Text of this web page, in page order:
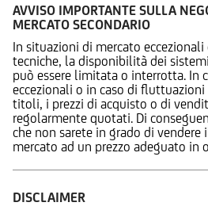
AVVISO IMPORTANTE SULLA
MERCATO SECONDARIO
In situazioni di mercato
tecniche, la disponibilità dei
può essere limitata o interrotta. In
eccezionali o in caso di fluttuazioni
titoli, i prezzi di acquisto o di
regolarmente quotati. Di
che non sarete in grado di
mercato ad un prezzo adeguato in
DISCLAIMER